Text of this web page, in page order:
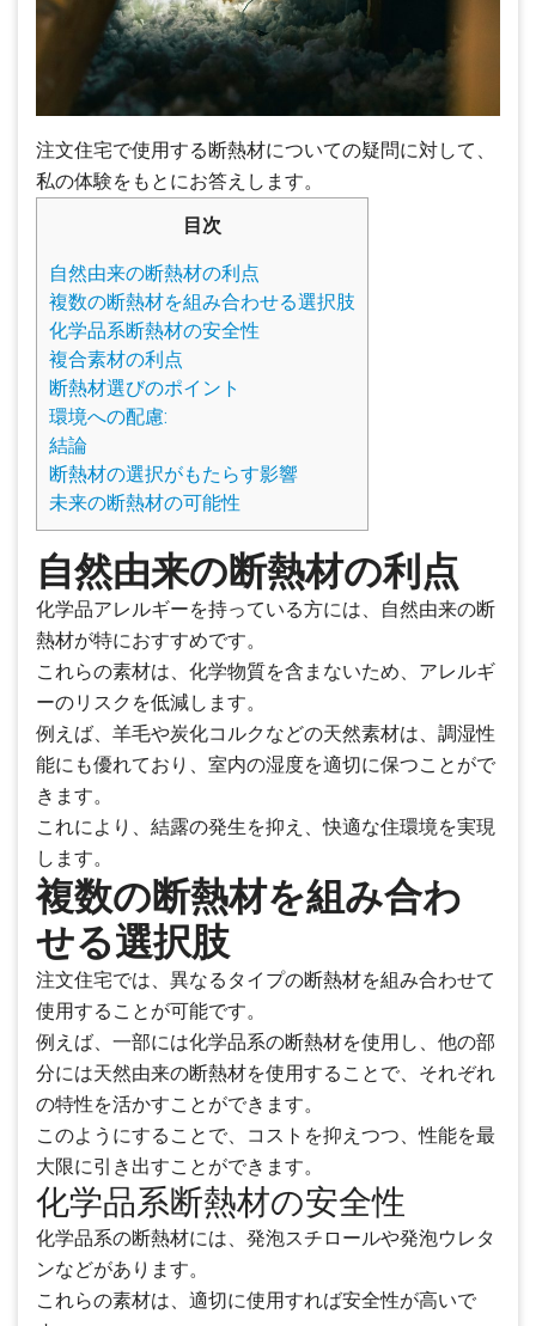
注文住宅で使用する断熱材についての疑問に対して、
私の体験をもとにお答えします。
目次
自然由来の断熱材の利点
複数の断熱材を組み合わせる選択肢
化学品系断熱材の安全性
複合素材の利点
断熱材選びのポイント
環境への配慮:
結論
断熱材の選択がもたらす影響
未来の断熱材の可能性
自然由来の断熱材の利点
化学品アレルギーを持っている方には、自然由来の断
熱材が特におすすめです。
これらの素材は、化学物質を含まないため、アレルギ
ーのリスクを低減します。
例えば、羊毛や炭化コルクなどの天然素材は、調湿性
能にも優れており、室内の湿度を適切に保つことがで
きます。
これにより、結露の発生を抑え、快適な住環境を実現
します。
複数の断熱材を組み合わ
せる選択肢
注文住宅では、異なるタイプの断熱材を組み合わせて
使用することが可能です。
例えば、一部には化学品系の断熱材を使用し、他の部
分には天然由来の断熱材を使用することで、それぞれ
の特性を活かすことができます。
このようにすることで、コストを抑えつつ、性能を最
大限に引き出すことができます。
化学品系断熱材の安全性
化学品系の断熱材には、発泡スチロールや発泡ウレタ
ンなどがあります。
これらの素材は、適切に使用すれば安全性が高いで